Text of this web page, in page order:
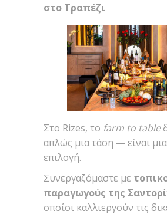
στο Τραπέζι
Στο Rizes, το farm to table
απλώς μια τάση — είναι
επιλογή.
Συνεργαζόμαστε με
παραγωγούς της
οποίοι καλλιεργούν τις